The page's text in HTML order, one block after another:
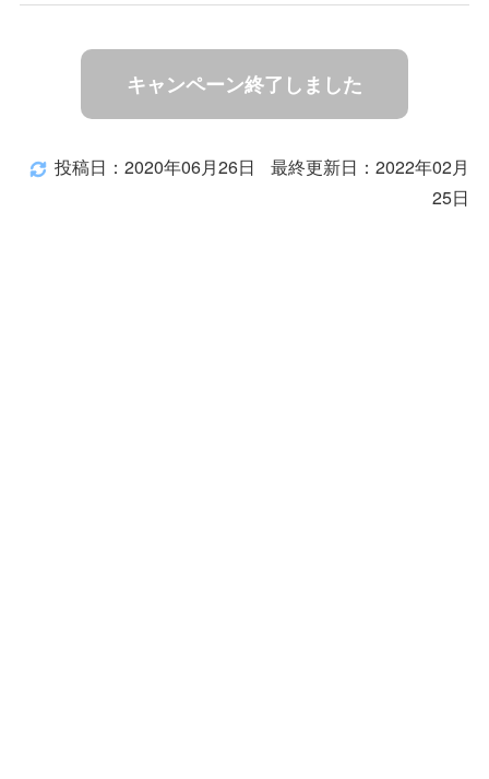
キャンペーン終了しました
投稿日：2020年06月26日
最終更新日：2022年02月
25日